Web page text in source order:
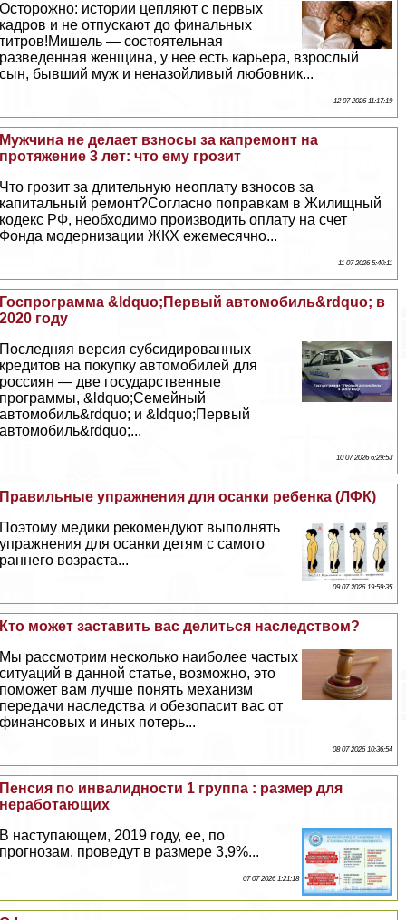
Осторожно: истории цепляют с первых
кадров и не отпускают до финальных
титров!Мишель — состоятельная
разведенная женщина, у нее есть карьера, взрослый
сын, бывший муж и неназойливый любовник...
12 07 2026 11:17:19
Мужчина не делает взносы за капремонт на
протяжение 3 лет: что ему грозит
Что грозит за длительную неоплату взносов за
капитальный ремонт?Согласно поправкам в Жилищный
кодекс РФ, необходимо производить оплату на счет
Фонда модернизации ЖКХ ежемecячно...
11 07 2026 5:40:11
Госпрограмма &ldquo;Первый автомобиль&rdquo; в
2020 году
Последняя версия субсидированных
кредитов на покупку автомобилей для
россиян — две государственные
программы, &ldquo;Семейный
автомобиль&rdquo; и &ldquo;Первый
автомобиль&rdquo;...
10 07 2026 6:29:53
Правильные упражнения для осанки ребенка (ЛФК)
Поэтому медики рекомендуют выполнять
упражнения для осанки детям с самого
раннего возраста...
09 07 2026 19:59:35
Кто может заставить вас делиться наследством?
Мы рассмотрим несколько наиболее частых
ситуаций в данной статье, возможно, это
поможет вам лучше понять механизм
передачи наследства и обезопасит вас от
финансовых и иных потерь...
08 07 2026 10:36:54
Пенсия по инвалидности 1 группа : размер для
неработающих
В наступающем, 2019 году, ее, по
прогнозам, проведут в размере 3,9%...
07 07 2026 1:21:18